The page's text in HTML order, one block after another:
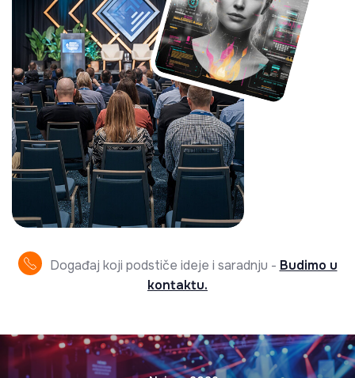
Događaj koji podstiče ideje i saradnju - Budimo u
kontaktu.